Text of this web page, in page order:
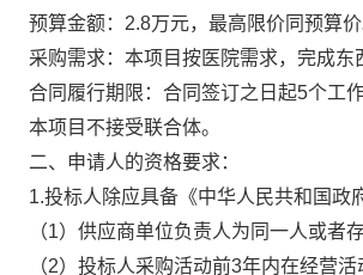
预算金额： 2.8万元，最高限价同预算价
采购需求：本项目按医院需求，完成东
合同履行期限：合同签订之日起5个工作
本项目 不接受联合体。
二、申请人的资格要求：
1.投标人除应具备《中华人民共和国政
（1）供应商单位负责人为同一人或者
（2）投标人采购活动前3年内在经营